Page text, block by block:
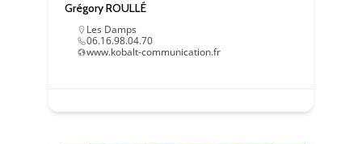
Grégory ROULLÉ
Les Damps
06.16.98.04.70
www.kobalt-communication.fr